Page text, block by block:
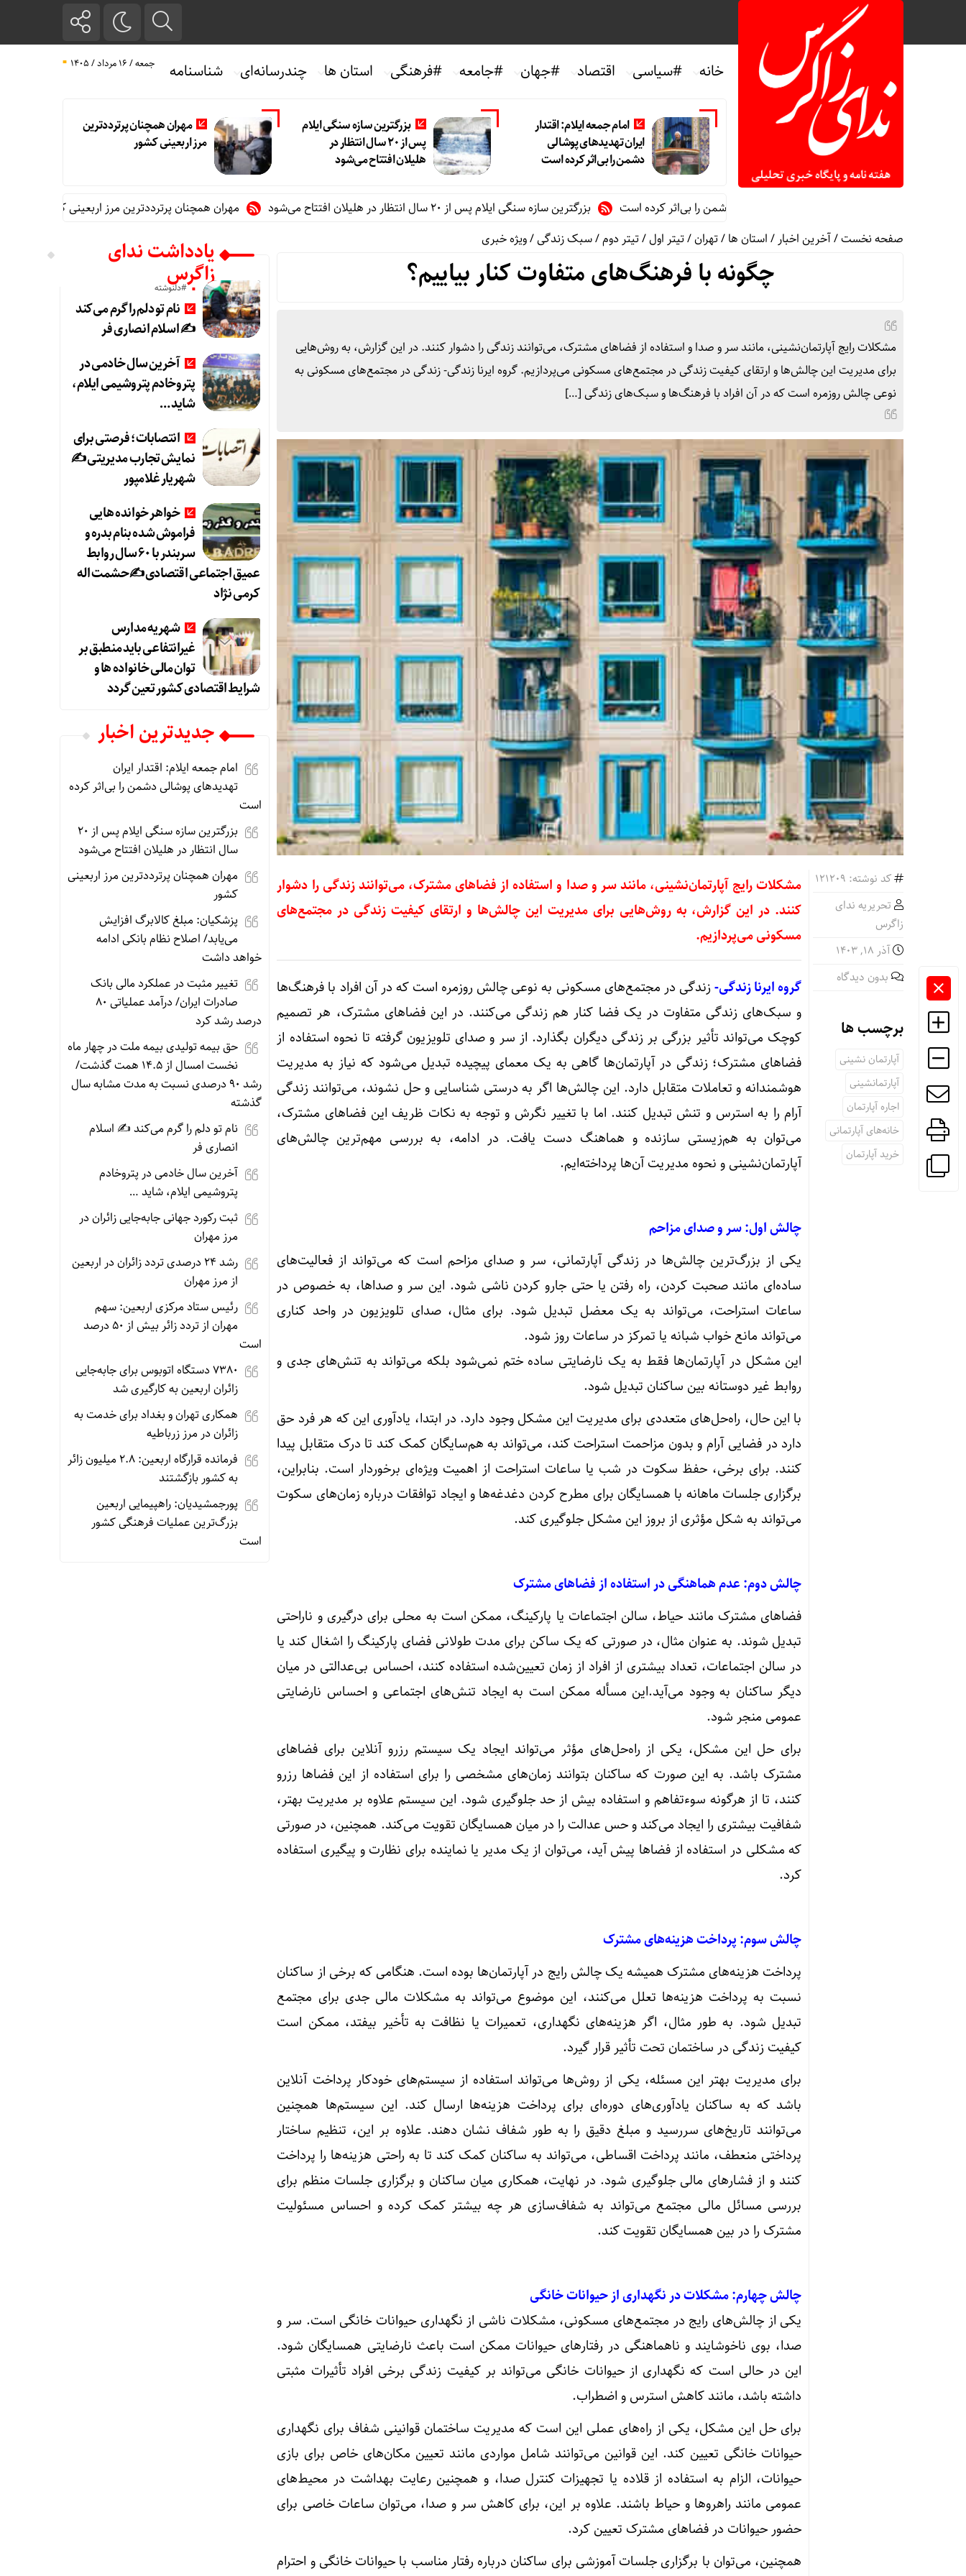
خانه #سیاسی اقتصاد #جهان #جامعه #فرهنگی استان ها چندرسانه‌ای شناسنامه جمعه / ۱۶ مرداد / ۱۴۰۵
امام جمعه ایلام: اقتدار
ایران تهدیدهای پوشالی
دشمن را بی‌اثر کرده است
بزرگترین سازه سنگی ایلام
پس از ۲۰ سال انتظار در
هلیلان افتتاح می‌شود
مهران همچنان پرترددترین
مرز اربعینی کشور
جمعه ایلام: اقتدار ایران تهدیدهای پوشالی دشمن را بی‌اثر کرده است بزرگترین سازه سنگی ایلام پس از ۲۰ سال انتظار در هلیلان افتتاح می‌شود مهران همچنان پرترددترین مرز اربعینی کشور
صفحه نخست/آخرین اخبار/استان ها/تهران/تیتر اول/تیتر دوم/سبک زندگی/ویژه خبری
چگونه با فرهنگ‌های متفاوت کنار بیاییم؟
مشکلات رایج آپارتمان‌نشینی، مانند سر و صدا و استفاده از فضاهای مشترک، می‌توانند زندگی را دشوار کنند. در این گزارش، به روش‌هایی
برای مدیریت این چالش‌ها و ارتقای کیفیت زندگی در مجتمع‌های مسکونی می‌پردازیم. گروه ایرنا زندگی- زندگی در مجتمع‌های مسکونی به
نوعی چالش روزمره است که در آن افراد با فرهنگ‌ها و سبک‌های زندگی […]
کد نوشته: 121209
تحریریه ندای
زاگرس
آذر ۱۸, ۱۴۰۳
بدون دیدگاه
برچسب ها
آپارتمان نشینی
آپارتمانشینی
اجاره آپارتمان
خانه­‌های آپارتمانی
خرید آپارتمان
مشکلات رایج آپارتمان‌نشینی، مانند سر و صدا و استفاده از فضاهای مشترک، می‌توانند زندگی را دشوار
کنند. در این گزارش، به روش‌هایی برای مدیریت این چالش‌ها و ارتقای کیفیت زندگی در مجتمع‌های
مسکونی می‌پردازیم.
گروه ایرنا زندگی- زندگی در مجتمع‌های مسکونی به نوعی چالش روزمره است که در آن افراد با فرهنگ‌ها
و سبک‌های زندگی متفاوت در یک فضا کنار هم زندگی می‌کنند. در این فضاهای مشترک، هر تصمیم
کوچک می‌تواند تأثیر بزرگی بر زندگی دیگران بگذارد. از سر و صدای تلویزیون گرفته تا نحوه استفاده از
فضاهای مشترک؛ زندگی در آپارتمان‌ها گاهی به یک معمای پیچیده تبدیل می‌شود که نیاز به مدیریت
هوشمندانه و تعاملات متقابل دارد. این چالش‌ها اگر به درستی شناسایی و حل نشوند، می‌توانند زندگی
آرام را به استرس و تنش تبدیل کنند. اما با تغییر نگرش و توجه به نکات ظریف این فضاهای مشترک،
می‌توان به هم‌زیستی سازنده و هماهنگ دست یافت. در ادامه، به بررسی مهم‌ترین چالش‌های
آپارتمان‌نشینی و نحوه مدیریت آن‌ها پرداخته‌ایم.
چالش اول: سر و صدای مزاحم
یکی از بزرگ‌ترین چالش‌ها در زندگی آپارتمانی، سر و صدای مزاحم است که می‌تواند از فعالیت‌های
ساده‌ای مانند صحبت کردن، راه رفتن یا حتی جارو کردن ناشی شود. این سر و صداها، به خصوص در
ساعات استراحت، می‌تواند به یک معضل تبدیل شود. برای مثال، صدای تلویزیون در واحد کناری
می‌تواند مانع خواب شبانه یا تمرکز در ساعات روز شود.
این مشکل در آپارتمان‌ها فقط به یک نارضایتی ساده ختم نمی‌شود بلکه می‌تواند به تنش‌های جدی و
روابط غیر دوستانه بین ساکنان تبدیل شود.
با این حال، راه‌حل‌های متعددی برای مدیریت این مشکل وجود دارد. در ابتدا، یادآوری این که هر فرد حق
دارد در فضایی آرام و بدون مزاحمت استراحت کند، می‌تواند به هم‌سایگان کمک کند تا درک متقابل پیدا
کنند. برای برخی، حفظ سکوت در شب یا ساعات استراحت از اهمیت ویژه‌ای برخوردار است. بنابراین،
برگزاری جلسات ماهانه با همسایگان برای مطرح کردن دغدغه‌ها و ایجاد توافقات درباره زمان‌های سکوت
می‌تواند به شکل مؤثری از بروز این مشکل جلوگیری کند.
چالش دوم: عدم هماهنگی در استفاده از فضاهای مشترک
فضاهای مشترک مانند حیاط، سالن اجتماعات یا پارکینگ، ممکن است به محلی برای درگیری و ناراحتی
تبدیل شوند. به عنوان مثال، در صورتی که یک ساکن برای مدت طولانی فضای پارکینگ را اشغال کند یا
در سالن اجتماعات، تعداد بیشتری از افراد از زمان تعیین‌شده استفاده کنند، احساس بی‌عدالتی در میان
دیگر ساکنان به وجود می‌آید.این مسأله ممکن است به ایجاد تنش‌های اجتماعی و احساس نارضایتی
عمومی منجر شود.
برای حل این مشکل، یکی از راه‌حل‌های مؤثر می‌تواند ایجاد یک سیستم رزرو آنلاین برای فضاهای
مشترک باشد. به این صورت که ساکنان بتوانند زمان‌های مشخصی را برای استفاده از این فضاها رزرو
کنند، تا از هرگونه سوءتفاهم و استفاده بیش از حد جلوگیری شود. این سیستم علاوه بر مدیریت بهتر،
شفافیت بیشتری را ایجاد می‌کند و حس عدالت را در میان همسایگان تقویت می‌کند. همچنین، در صورتی
که مشکلی در استفاده از فضاها پیش آید، می‌توان از یک مدیر یا نماینده برای نظارت و پیگیری استفاده
کرد.
چالش سوم: پرداخت هزینه‌های مشترک
پرداخت هزینه‌های مشترک همیشه یک چالش رایج در آپارتمان‌ها بوده است. هنگامی که برخی از ساکنان
نسبت به پرداخت هزینه‌ها تعلل می‌کنند، این موضوع می‌تواند به مشکلات مالی جدی برای مجتمع
تبدیل شود. به طور مثال، اگر هزینه‌های نگهداری، تعمیرات یا نظافت به تأخیر بیفتد، ممکن است
کیفیت زندگی در ساختمان تحت تأثیر قرار گیرد.
برای مدیریت بهتر این مسئله، یکی از روش‌ها می‌تواند استفاده از سیستم‌های خودکار پرداخت آنلاین
باشد که به ساکنان یادآوری‌های دوره‌ای برای پرداخت هزینه‌ها ارسال کند. این سیستم‌ها همچنین
می‌توانند تاریخ‌های سررسید و مبلغ دقیق را به طور شفاف نشان دهند. علاوه بر این، تنظیم ساختار
پرداختی منعطف، مانند پرداخت اقساطی، می‌تواند به ساکنان کمک کند تا به راحتی هزینه‌ها را پرداخت
کنند و از فشارهای مالی جلوگیری شود. در نهایت، همکاری میان ساکنان و برگزاری جلسات منظم برای
بررسی مسائل مالی مجتمع می‌تواند به شفاف‌سازی هر چه بیشتر کمک کرده و احساس مسئولیت
مشترک را در بین همسایگان تقویت کند.
چالش چهارم: مشکلات در نگهداری از حیوانات خانگی
یکی از چالش‌های رایج در مجتمع‌های مسکونی، مشکلات ناشی از نگهداری حیوانات خانگی است. سر و
صدا، بوی ناخوشایند و ناهماهنگی در رفتارهای حیوانات ممکن است باعث نارضایتی همسایگان شود.
این در حالی است که نگهداری از حیوانات خانگی می‌تواند بر کیفیت زندگی برخی افراد تأثیرات مثبتی
داشته باشد، مانند کاهش استرس و اضطراب.
برای حل این مشکل، یکی از راه‌های عملی این است که مدیریت ساختمان قوانینی شفاف برای نگهداری
حیوانات خانگی تعیین کند. این قوانین می‌توانند شامل مواردی مانند تعیین مکان‌های خاص برای بازی
حیوانات، الزام به استفاده از قلاده یا تجهیزات کنترل صدا، و همچنین رعایت بهداشت در محیط‌های
عمومی مانند راهروها و حیاط باشند. علاوه بر این، برای کاهش سر و صدا، می‌توان ساعات خاصی برای
حضور حیوانات در فضاهای مشترک تعیین کرد.
همچنین، می‌توان با برگزاری جلسات آموزشی برای ساکنان درباره رفتار مناسب با حیوانات خانگی و احترام
یادداشت ندای
زاگرس
#دلنوشته
نام تو دلم را گرم می‌کند
✍️ اسلام انصاری فر
آخرین سال خادمی در
پتروخادم پتروشیمی ایلام،
شاید …
انتصابات؛ فرصتی برای
نمایش تجارب مدیریتی ✍
شهریار غلامپور
خواهر خوانده هایی
فراموش شده بنام بدره و
سربندر با ۶۰ سال روابط
عمیق اجتماعی اقتصادی ✍حشمت اله
کرمی نژاد
شهریه مدارس
غیرانتفاعی باید منطبق بر
توان مالی خانواده ها و
شرایط اقتصادی کشور تعین گردد
جديدترين اخبار
امام جمعه ایلام: اقتدار ایران
تهدیدهای پوشالی دشمن را بی‌اثر کرده
است
بزرگترین سازه سنگی ایلام پس از ۲۰
سال انتظار در هلیلان افتتاح می‌شود
مهران همچنان پرترددترین مرز اربعینی
کشور
پزشکیان: مبلغ کالابرگ افزایش
می‌یابد/ اصلاح نظام بانکی ادامه
خواهد داشت
تغییر مثبت در عملکرد مالی بانک
صادرات ایران/ درآمد عملیاتی ۸۰
درصد رشد کرد
حق بیمه تولیدی بیمه ملت در چهار ماه
نخست امسال از ۱۴.۵ همت گذشت/
رشد ۹۰ درصدی نسبت به مدت مشابه سال
گذشته
نام تو دلم را گرم می‌کند ✍️ اسلام
انصاری فر
آخرین سال خادمی در پتروخادم
پتروشیمی ایلام، شاید …
ثبت رکورد جهانی جابه‌جایی زائران در
مرز مهران
رشد ۲۴ درصدی تردد زائران در اربعین
از مرز مهران
رئیس ستاد مرکزی اربعین: سهم
مهران از تردد زائر بیش از ۵۰ درصد
است
۷۳۸۰ دستگاه اتوبوس برای جابه‌جایی
زائران اربعین به‌ کارگیری شد
همکاری تهران و بغداد برای خدمت به
زائران در مرز زرباطیه
فرمانده قرارگاه اربعین: ۲.۸ میلیون زائر
به کشور بازگشتند
پورجمشیدیان: راهپیمایی اربعین
بزرگ‌ترین عملیات فرهنگی کشور
است